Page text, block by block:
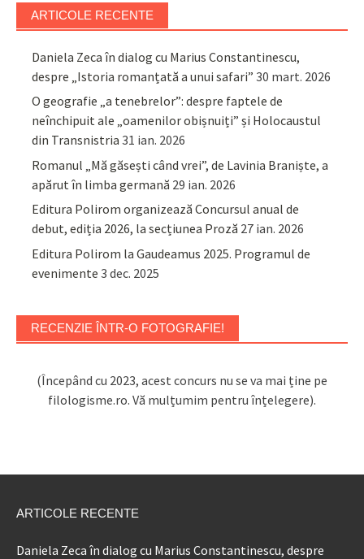
ARTICOLE RECENTE
Daniela Zeca în dialog cu Marius Constantinescu,
despre „Istoria romanțată a unui safari” 30 mart. 2026
O geografie „a tenebrelor”: despre faptele de
neînchipuit ale „oamenilor obișnuiți” și Holocaustul
din Transnistria 31 ian. 2026
Romanul „Mă găsești când vrei”, de Lavinia Braniște, a
apărut în limba germană 29 ian. 2026
Editura Polirom organizează Concursul anual de
debut, ediția 2026, la secțiunea Proză 27 ian. 2026
Editura Polirom la Gaudeamus 2025. Programul de
evenimente 3 dec. 2025
RECENZIE ÎNTR-O FOTOGRAFIE!
(Începând cu 2023, acest concurs nu se va mai ține pe
filologisme.ro. Vă mulțumim pentru înțelegere).
ARTICOLE RECENTE
Daniela Zeca în dialog cu Marius Constantinescu, despre